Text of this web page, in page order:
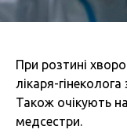
При розтині
лікаря-
Також очікують
медсестри.